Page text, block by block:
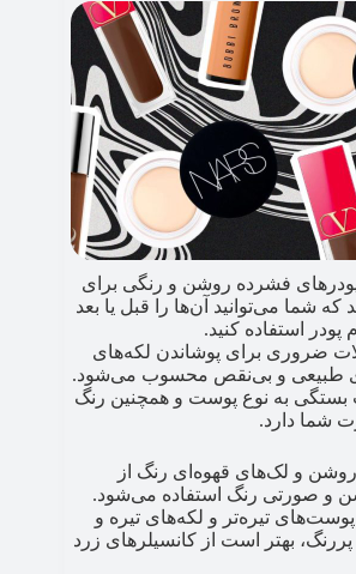
فشرده روشن و رنگی برای
شما می‌توانید آن‌ها را قبل یا بعد
پودر استفاده کنید.
ضروری برای پوشاندن لکه‌های
طبیعی و بی‌نقص محسوب می‌شود.
بستگی به نوع پوست و همچنین رنگ
شما دارد.
و لک‌های قهوه‌ای رنگ از
و صورتی رنگ استفاده می‌شود.
تیره‌تر و لکه‌های تیره و
بهتر است از کانسیلرهای زرد